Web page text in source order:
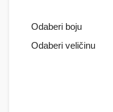
Odaberi boju
Odaberi veličinu